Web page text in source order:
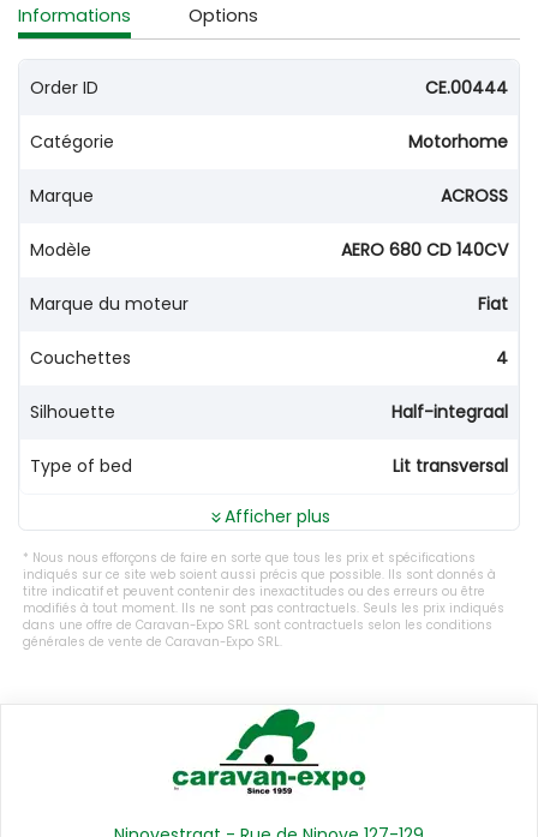
Informations Options
Order ID CE.00444
Catégorie Motorhome
Marque ACROSS
Modèle AERO 680 CD 140CV
Marque du moteur Fiat
Couchettes 4
Silhouette Half-integraal
Type of bed Lit transversal
Afficher plus
Nous nous efforçons de faire en sorte que tous les prix et spécifications
indiqués sur ce site web soient aussi précis que possible. Ils sont donnés à
titre indicatif et peuvent contenir des inexactitudes ou des erreurs ou être
modifiés à tout moment. Ils ne sont pas contractuels. Seuls les prix indiqués
dans une offre de Caravan-Expo SRL sont contractuels selon les conditions
générales de vente de Caravan-Expo SRL.